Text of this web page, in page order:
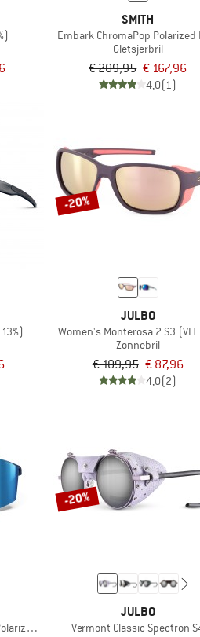
SMITH
Embark ChromaPop Polarized
Gletsjerbril
€ 209,95 € 167,96
4,0(1)
-20%
JULBO
Women's Monterosa 2 S3 (VLT
Zonnebril
€ 109,95 € 87,96
4,0(2)
S4 (VLT 7%)
-20%
JULBO
Vermont Classic Spectron